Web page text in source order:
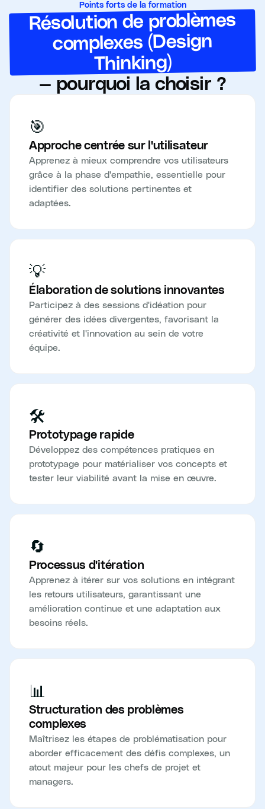
Points forts de la formation
Résolution de problèmes
complexes (Design
Thinking)
— pourquoi la choisir ?
🎯
Approche centrée sur l'utilisateur
Apprenez à mieux comprendre vos utilisateurs
grâce à la phase d'empathie, essentielle pour
identifier des solutions pertinentes et
adaptées.
💡
Élaboration de solutions innovantes
Participez à des sessions d'idéation pour
générer des idées divergentes, favorisant la
créativité et l'innovation au sein de votre
équipe.
🛠️
Prototypage rapide
Développez des compétences pratiques en
prototypage pour matérialiser vos concepts et
tester leur viabilité avant la mise en œuvre.
🔄
Processus d'itération
Apprenez à itérer sur vos solutions en intégrant
les retours utilisateurs, garantissant une
amélioration continue et une adaptation aux
besoins réels.
📊
Structuration des problèmes
complexes
Maîtrisez les étapes de problématisation pour
aborder efficacement des défis complexes, un
atout majeur pour les chefs de projet et
managers.